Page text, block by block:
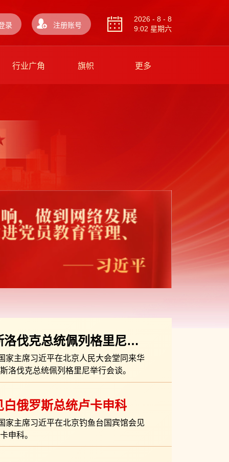
录 注册账号
2026 - 8 - 8
9:02 星期六
行业广角 旗帜 更多
洛伐克总统佩列格里尼会
家主席习近平在北京人民大会堂同来华
洛伐克总统佩列格里尼举行会谈。
白俄罗斯总统卢卡申科
家主席习近平在北京钓鱼台国宾馆会见
申科。